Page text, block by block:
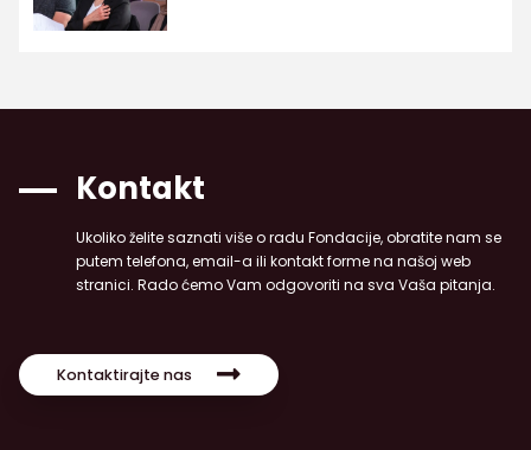
Kontakt
Ukoliko želite saznati više o radu Fondacije, obratite nam se
putem telefona, email-a ili kontakt forme na našoj web
stranici. Rado ćemo Vam odgovoriti na sva Vaša pitanja.
Kontaktirajte nas